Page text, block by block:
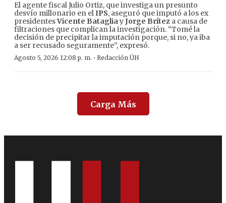
El agente fiscal Julio Ortiz, que investiga un presunto
desvío millonario en elIPS, aseguró que imputó a los ex
presidentesVicente BatagliayJorge Brítez a causa de
filtraciones que complican la investigación. “Tomé la
decisión de precipitar la imputación porque, si no, ya iba
a ser recusado seguramente”, expresó.
Agosto 5, 2026 12:08 p. m. · Redacción ÚH
Carga Más